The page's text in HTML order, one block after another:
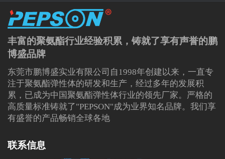
丰富的聚氨酯行业经验积累，铸就了享有声誉的鹏
博盛品牌
东莞市鹏博盛实业有限公司自1998年创建以来，一直专
注于聚氨酯弹性体的研发和生产，经过多年的发展积
累，已成为中国聚氨酯弹性体行业的领先厂家。严格的
高质量标准铸就了"PEPSON"成为业界知名品牌。我们享
有盛誉的产品畅销全球各地
联系信息